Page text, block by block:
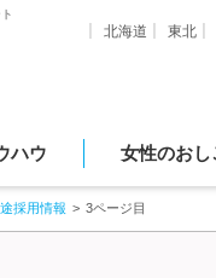
北海道 東北
ハウ 女性のおし
採用情報 3ページ目